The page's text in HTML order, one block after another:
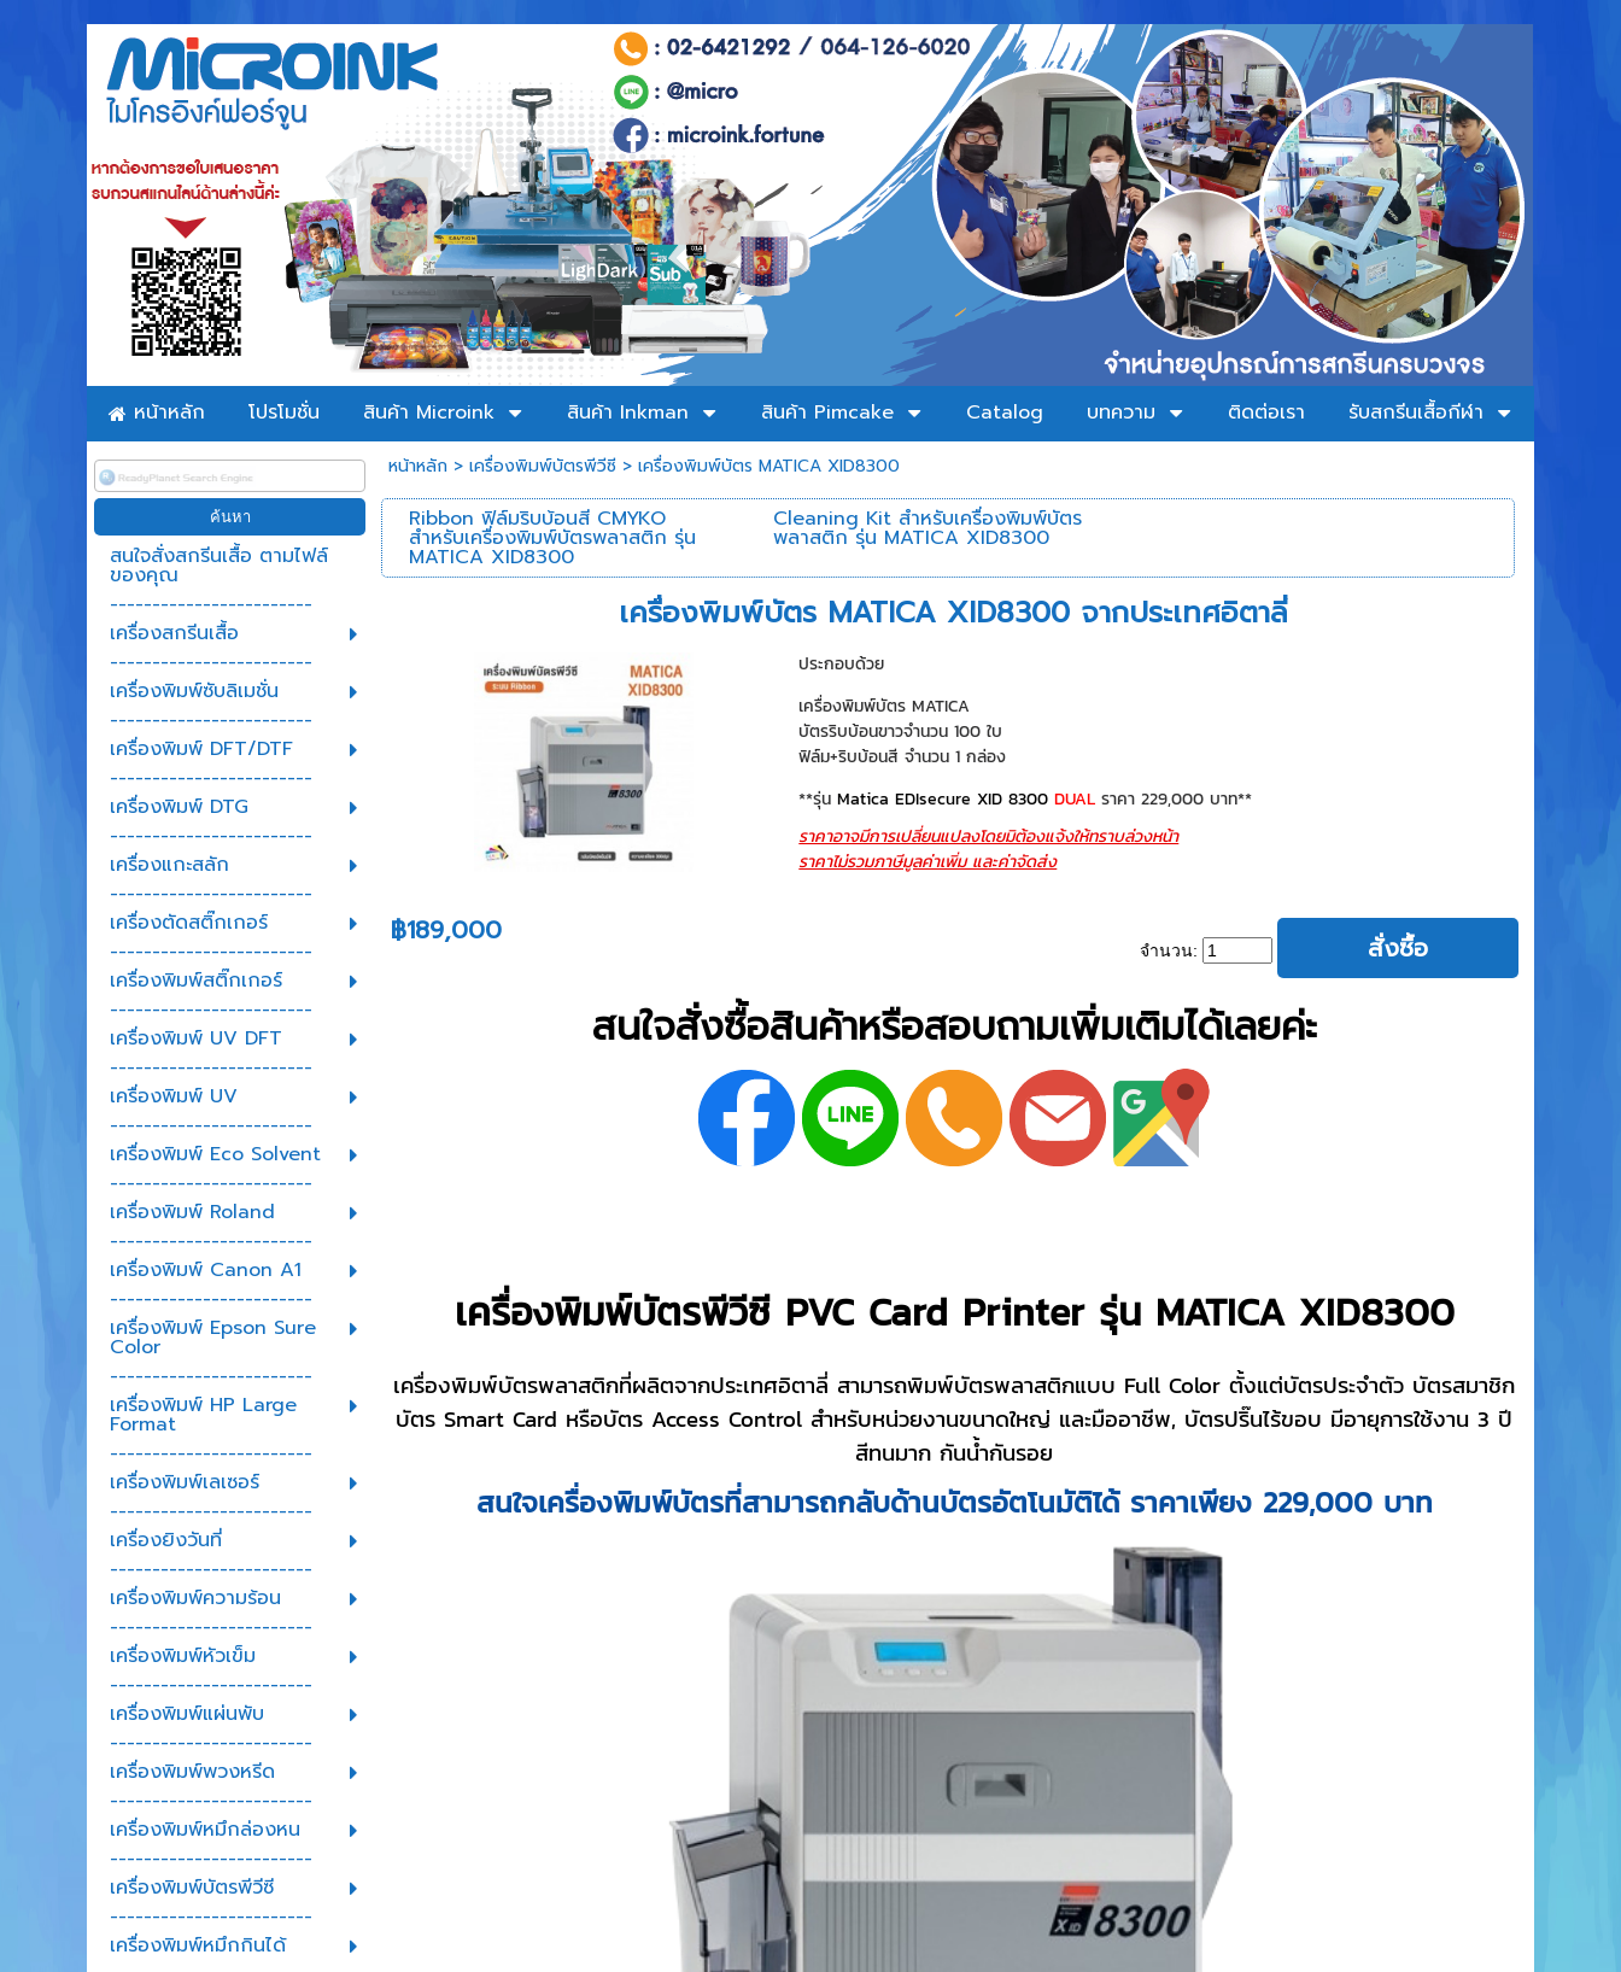
หน้าหลัก โปรโมชั่น สินค้า Microink สินค้า Inkman สินค้า Pimcake Catalog บทความ ติดต่อเรา รับสกรีนเสื้อกีฬา
สนใจสั่งสกรีนเสื้อ ตามไฟล์
ของคุณ
------------------------
เครื่องสกรีนเสื้อ
------------------------
เครื่องพิมพ์ซับลิเมชั่น
------------------------
เครื่องพิมพ์ DFT/DTF
------------------------
เครื่องพิมพ์ DTG
------------------------
เครื่องแกะสลัก
------------------------
เครื่องตัดสติ๊กเกอร์
------------------------
เครื่องพิมพ์สติ๊กเกอร์
------------------------
เครื่องพิมพ์ UV DFT
------------------------
เครื่องพิมพ์ UV
------------------------
เครื่องพิมพ์ Eco Solvent
------------------------
เครื่องพิมพ์ Roland
------------------------
เครื่องพิมพ์ Canon A1
------------------------
เครื่องพิมพ์ Epson Sure
Color
------------------------
เครื่องพิมพ์ HP Large
Format
------------------------
เครื่องพิมพ์เลเซอร์
------------------------
เครื่องยิงวันที่
------------------------
เครื่องพิมพ์ความร้อน
------------------------
เครื่องพิมพ์หัวเข็ม
------------------------
เครื่องพิมพ์แผ่นพับ
------------------------
เครื่องพิมพ์พวงหรีด
------------------------
เครื่องพิมพ์หมึกล่องหน
------------------------
เครื่องพิมพ์บัตรพีวีซี
------------------------
เครื่องพิมพ์หมึกกินได้
หน้าหลัก> เครื่องพิมพ์บัตรพีวีซี> เครื่องพิมพ์บัตร MATICA XID8300
Ribbon ฟิล์มริบบ้อนสี CMYKO
สำหรับเครื่องพิมพ์บัตรพลาสติก รุ่น
MATICA XID8300
Cleaning Kit สำหรับเครื่องพิมพ์บัตร
พลาสติก รุ่น MATICA XID8300
เครื่องพิมพ์บัตร MATICA XID8300 จากประเทศอิตาลี่
ประกอบด้วย
เครื่องพิมพ์บัตร MATICA
บัตรริบบ้อนขาวจำนวน 100 ใบ
ฟิล์ม+ริบบ้อนสี จำนวน 1 กล่อง
**รุ่นMatica EDIsecure XID 8300DUAL ราคา 229,000 บาท**
ราคาอาจมีการเปลี่ยนแปลงโดยมิต้องแจ้งให้ทราบล่วงหน้า
ราคาไม่รวมภาษีมูลค่าเพิ่ม และค่าจัดส่ง
฿189,000
จำนวน:
สนใจสั่งซื้อสินค้าหรือสอบถามเพิ่มเติมได้เลยค่ะ
เครื่องพิมพ์บัตรพีวีซี PVC Card Printer รุ่น MATICA XID8300
เครื่องพิมพ์บัตรพลาสติกที่ผลิตจากประเทศอิตาลี่ สามารถพิมพ์บัตรพลาสติกแบบ Full Color ตั้งแต่บัตรประจำตัว บัตรสมาชิก
บัตร Smart Card หรือบัตร Access Control สำหรับหน่วยงานขนาดใหญ่ และมืออาชีพ, บัตรปริ๊นไร้ขอบ มีอายุการใช้งาน 3 ปี
สีทนมาก กันน้ำกันรอย
สนใจเครื่องพิมพ์บัตรที่สามารถกลับด้านบัตรอัตโนมัติได้ ราคาเพียง 229,000 บาท